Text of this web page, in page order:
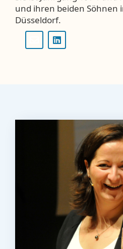
und ihren beiden Söhnen
Düsseldorf.